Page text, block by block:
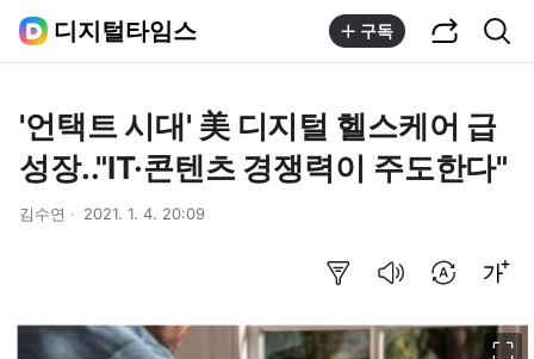
디지털타임스 구독
'언택트 시대' 美 디지털 헬스케어 급
성장.."IT·콘텐츠 경쟁력이 주도한다"
김수연 2021. 1. 4. 20:09